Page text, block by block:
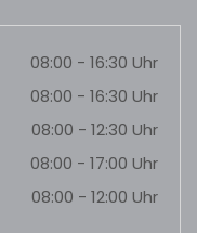
08:00 - 16:30 Uhr
08:00 - 16:30 Uhr
08:00 - 12:30 Uhr
08:00 - 17:00 Uhr
08:00 - 12:00 Uhr